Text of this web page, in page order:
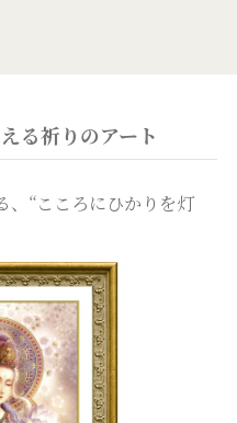
る祈りのアート
、“こころにひかりを灯